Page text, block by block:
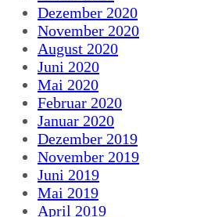
Dezember 2020
November 2020
August 2020
Juni 2020
Mai 2020
Februar 2020
Januar 2020
Dezember 2019
November 2019
Juni 2019
Mai 2019
April 2019